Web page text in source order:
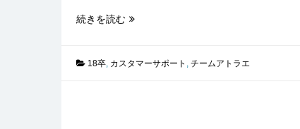
続きを読むリ
ー
18卒, カスタマーサポート , チームアトラエ